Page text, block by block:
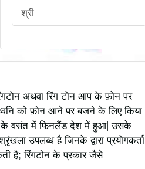
श्री
अथवा रिंग टोन आप के फ़ोन पर
को फ़ोन आने पर बजने के लिए किया
के वसंत में फिनलैंड देश में हुआ| उसके
उपलब्ध है जिनके द्वारा प्रयोगकर्ता
है; रिंगटोन के प्रकार जैसे